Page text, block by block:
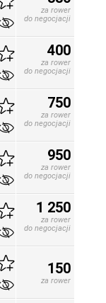
za rower
do negocjacji
400
za rower
do negocjacji
750
za rower
do negocjacji
950
za rower
do negocjacji
1 250
za rower
do negocjacji
150
za rower